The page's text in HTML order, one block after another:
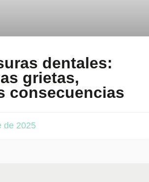
dentales:
grietas,
consecuencias
de 2025